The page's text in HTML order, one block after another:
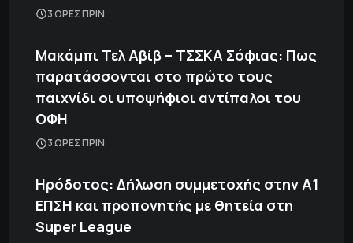
3 ΩΡΕΣ ΠΡΙΝ
Μακάμπι Τελ Αβίβ – ΤΣΣΚΑ Σόφιας: Πως
παρατάσσονται στο πρώτο τους
παιχνίδι οι υποψήφιοι αντίπαλοι του
ΟΦΗ
3 ΩΡΕΣ ΠΡΙΝ
Ηρόδοτος: Δήλωση συμμετοχής στην Α1
ΕΠΣΗ και προπονητής με θητεία στη
Super League